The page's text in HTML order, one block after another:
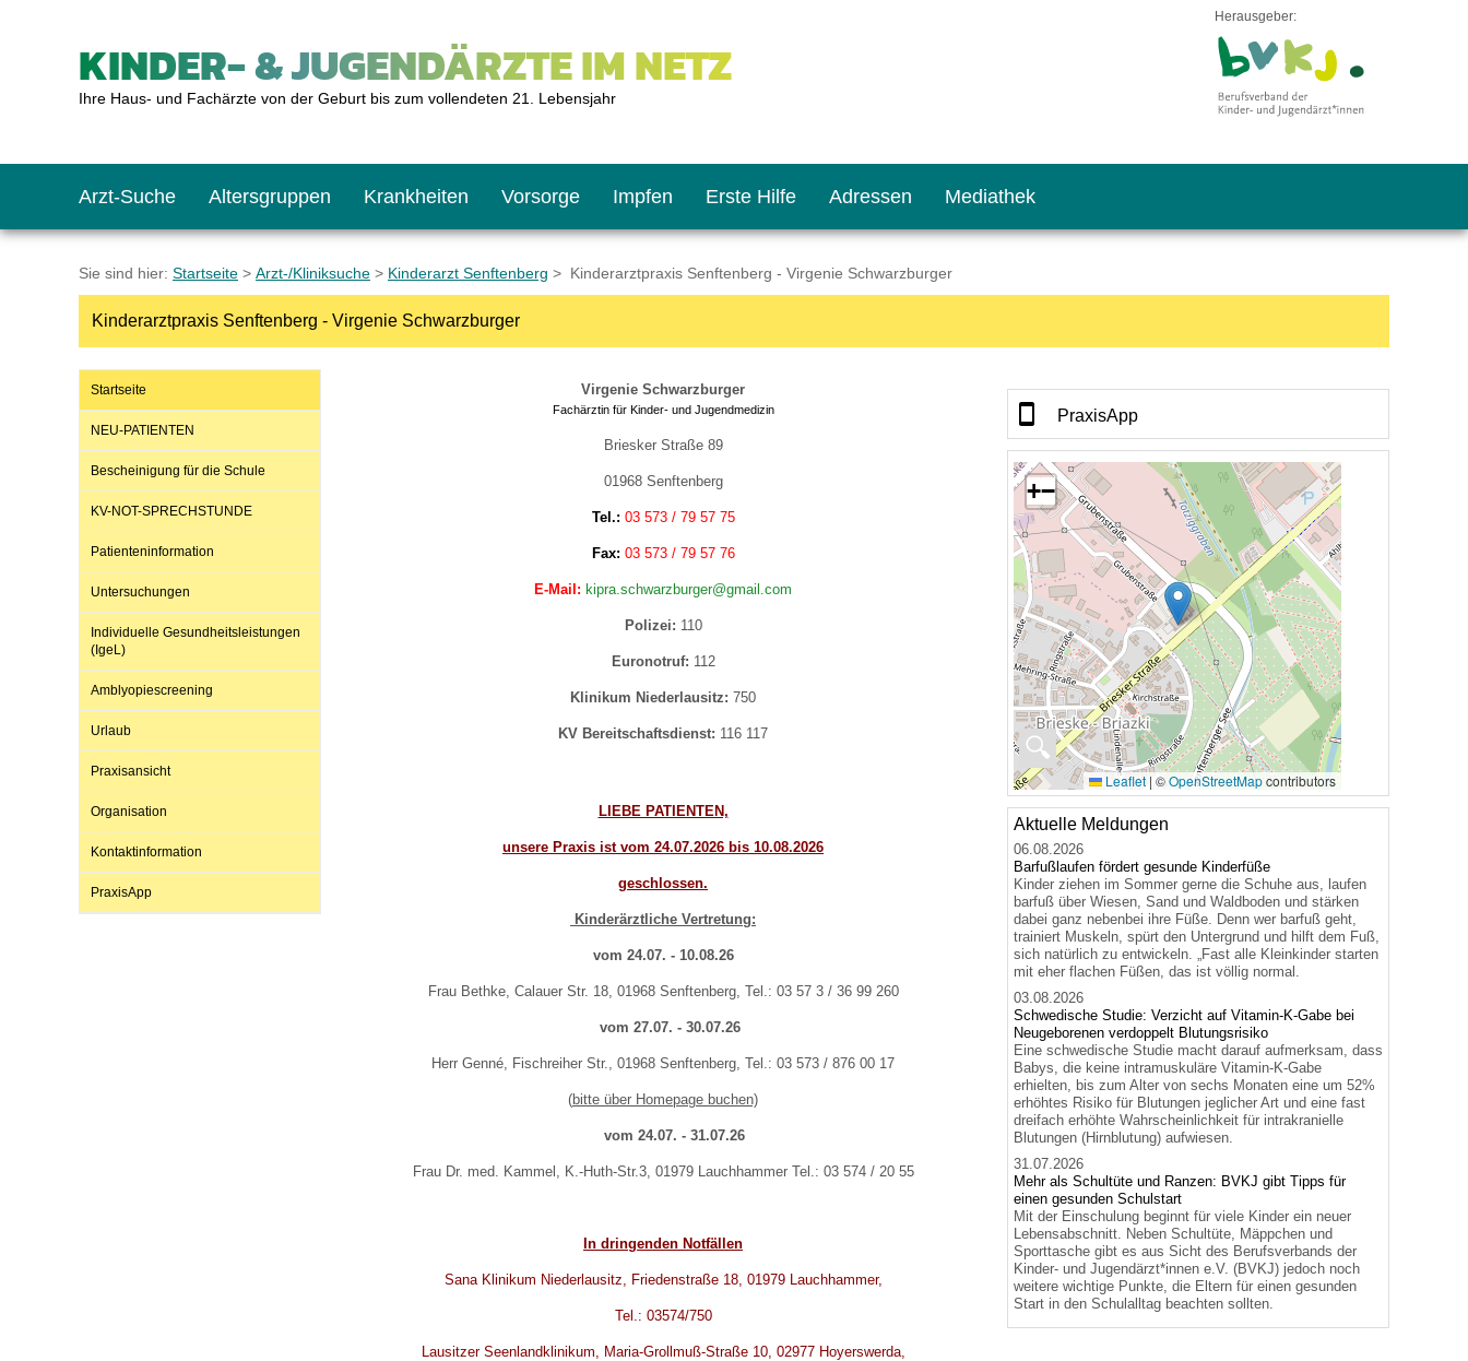
KINDER- & JUGENDÄRZTE IM NETZ
Ihre Haus- und Fachärzte von der Geburt bis zum vollendeten 21. Lebensjahr
Herausgeber:
Arzt-Suche Altersgruppen
Das erste Jahr
Krankheiten Vorsorge
Baby: U1 bis U6
Impfen
Impfkalender
Erste Hilfe
Notrufnummern
Adressen
Notdienste
Mediathek
BMI-Rechner
Empfehlungen zum Bildschirmmediengebrauch
Broschüren und Informationsflyer
U0-Vorsorge
Sie sind hier: Startseite > Arzt-/Kliniksuche > Kinderarzt Senftenberg > Kinderarztpraxis Senftenberg - Virgenie Schwarzburger
Kinderarztpraxis Senftenberg - Virgenie Schwarzburger
Startseite
NEU-PATIENTEN
Bescheinigung für die Schule
KV-NOT-SPRECHSTUNDE
Patienteninformation
Untersuchungen
Individuelle Gesundheitsleistungen
(IgeL)
Amblyopiescreening
Urlaub
Praxisansicht
Organisation
Kontaktinformation
PraxisApp
Virgenie Schwarzburger
Fachärztin für Kinder- und Jugendmedizin
Briesker Straße 89
01968 Senftenberg
Tel.: 03 573 / 79 57 75
Fax: 03 573 / 79 57 76
E-Mail: kipra.schwarzburger@gmail.com
Polizei: 110
Euronotruf: 112
Klinikum Niederlausitz: 750
KV Bereitschaftsdienst: 116 117
LIEBE PATIENTEN,
unsere Praxis ist vom 24.07.2026 bis 10.08.2026
geschlossen.
Kinderärztliche Vertretung:
vom 24.07. - 10.08.26
Frau Bethke, Calauer Str. 18, 01968 Senftenberg, Tel.: 03 57 3 / 36 99 260
vom 27.07. - 30.07.26
Herr Genné, Fischreiher Str., 01968 Senftenberg, Tel.: 03 573 / 876 00 17
(bitte über Homepage buchen)
vom 24.07. - 31.07.26
Frau Dr. med. Kammel, K.-Huth-Str.3, 01979 Lauchhammer Tel.: 03 574 / 20 55
In dringenden Notfällen
Sana Klinikum Niederlausitz, Friedenstraße 18, 01979 Lauchhammer,
Tel.: 03574/750
Lausitzer Seenlandklinikum, Maria-Grollmuß-Straße 10, 02977 Hoyerswerda,
PraxisApp
🔍
+−
Leaflet | ©OpenStreetMapcontributors
Aktuelle Meldungen
06.08.2026
Barfußlaufen fördert gesunde Kinderfüße
Kinder ziehen im Sommer gerne die Schuhe aus, laufen
barfuß über Wiesen, Sand und Waldboden und stärken
dabei ganz nebenbei ihre Füße. Denn wer barfuß geht,
trainiert Muskeln, spürt den Untergrund und hilft dem Fuß,
sich natürlich zu entwickeln. „Fast alle Kleinkinder starten
mit eher flachen Füßen, das ist völlig normal.
03.08.2026
Schwedische Studie: Verzicht auf Vitamin-K-Gabe bei
Neugeborenen verdoppelt Blutungsrisiko
Eine schwedische Studie macht darauf aufmerksam, dass
Babys, die keine intramuskuläre Vitamin-K-Gabe
erhielten, bis zum Alter von sechs Monaten eine um 52%
erhöhtes Risiko für Blutungen jeglicher Art und eine fast
dreifach erhöhte Wahrscheinlichkeit für intrakranielle
Blutungen (Hirnblutung) aufwiesen.
31.07.2026
Mehr als Schultüte und Ranzen: BVKJ gibt Tipps für
einen gesunden Schulstart
Mit der Einschulung beginnt für viele Kinder ein neuer
Lebensabschnitt. Neben Schultüte, Mäppchen und
Sporttasche gibt es aus Sicht des Berufsverbands der
Kinder- und Jugendärzt*innen e.V. (BVKJ) jedoch noch
weitere wichtige Punkte, die Eltern für einen gesunden
Start in den Schulalltag beachten sollten.